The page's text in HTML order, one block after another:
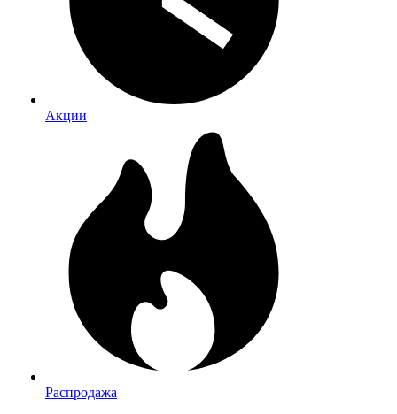
Акции
Распродажа